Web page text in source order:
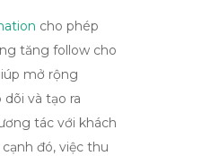
cho phép
tăng follow cho
mở rộng
và tạo ra
tác với khách
đó, việc thu